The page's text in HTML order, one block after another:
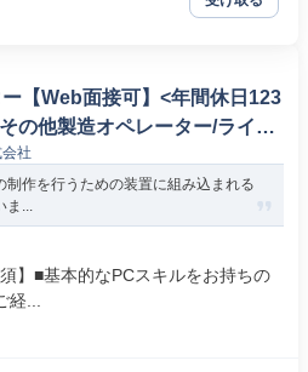
ー【Web面接可】<年間休日123
の他製造オペレーター/ライン
子製品専門職)
社
作を行うための装置に組み込まれる
ま...
】■基本的なPCスキルをお持ちの
...